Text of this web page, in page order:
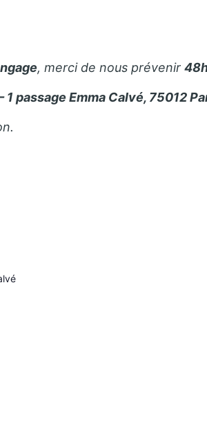
, merci de nous prévenir
passage Emma Calvé, 75012